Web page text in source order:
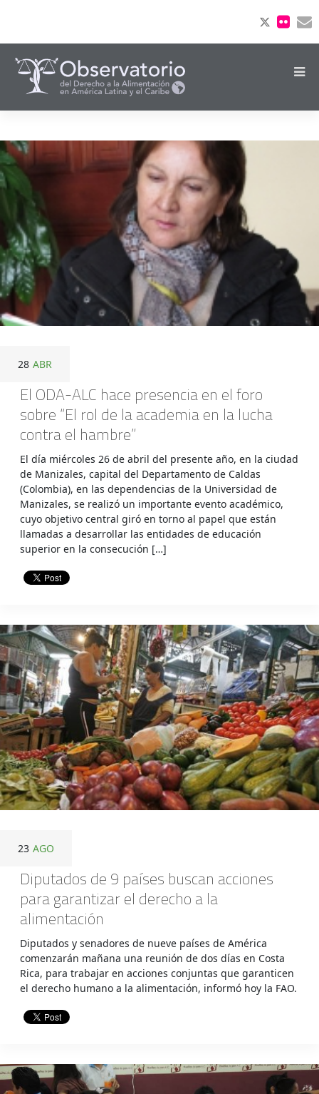
28 ABR
El ODA-ALC hace presencia en el foro
sobre “El rol de la academia en la lucha
contra el hambre”
El día miércoles 26 de abril del presente año, en la ciudad
de Manizales, capital del Departamento de Caldas
(Colombia), en las dependencias de la Universidad de
Manizales, se realizó un importante evento académico,
cuyo objetivo central giró en torno al papel que están
llamadas a desarrollar las entidades de educación
superior en la consecución […]
23 AGO
Diputados de 9 países buscan acciones
para garantizar el derecho a la
alimentación
Diputados y senadores de nueve países de América
comenzarán mañana una reunión de dos días en Costa
Rica, para trabajar en acciones conjuntas que garanticen
el derecho humano a la alimentación, informó hoy la FAO.